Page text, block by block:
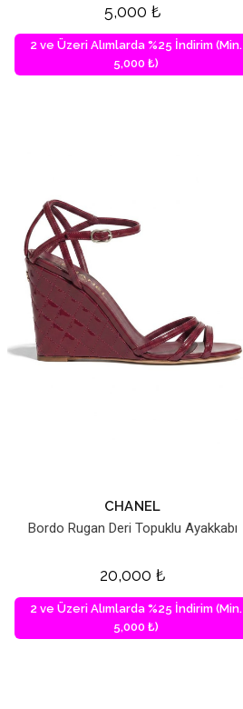
5,000 ₺
2 ve Üzeri Alımlarda %25 İndirim (Min.
5,000 ₺)
CHANEL
Bordo Rugan Deri Topuklu Ayakkabı
20,000 ₺
2 ve Üzeri Alımlarda %25 İndirim (Min.
5,000 ₺)